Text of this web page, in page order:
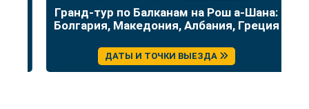
Гранд-тур по Балканам на Рош а-Шана:
Болгария, Македония, Албания, Греция
ДАТЫ И ТОЧКИ ВЫЕЗДА